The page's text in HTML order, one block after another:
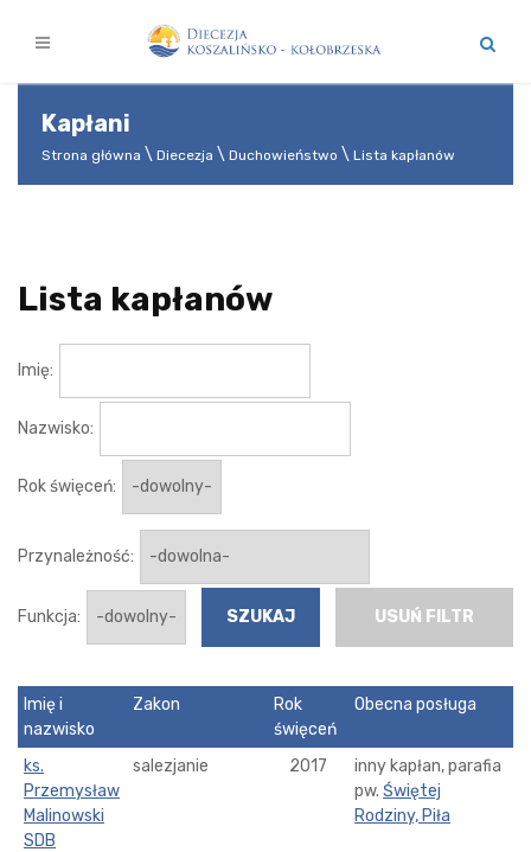
Kapłani
Strona główna Diecezja Duchowieństwo Lista kapłanów
Lista kapłanów
Imię:
Nazwisko:
Rok święceń:
Przynależność:
Funkcja: USUŃ FILTR
Imię i
nazwisko
Zakon
Rok
święceń
Obecna posługa
ks.
Przemysław
Malinowski
SDB
salezjanie 2017
inny kapłan, parafia
pw. Świętej
Rodziny, Piła